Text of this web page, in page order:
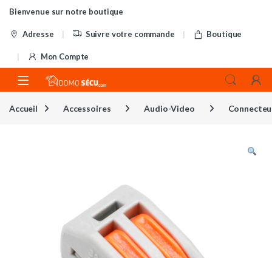
Skip to navigation
Skip to content
Bienvenue sur notre boutique
Adresse Suivre votre commande Boutique
Mon Compte
Accueil Accessoires Audio-Video